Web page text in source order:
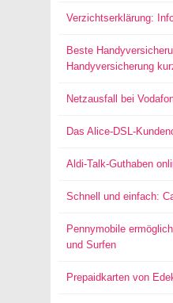
Verzichtserklärung:
Beste
Handyversicherung
Netzausfall bei
Das Alice-DSL-
Aldi-Talk-Guthaben
Schnell und einfach:
Pennymobile
und Surfen
Prepaidkarten von